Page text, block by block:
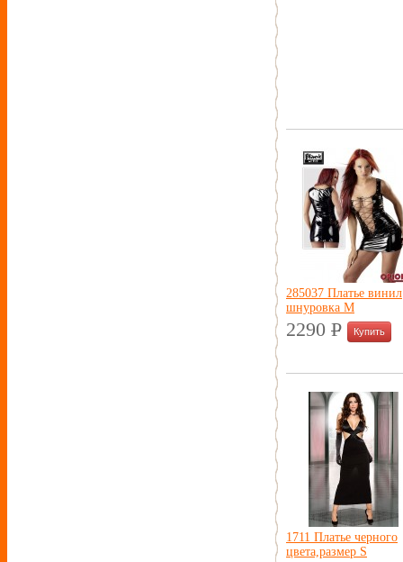
285037 Платье винил
шнуровка M
2290 P
УБ.
1711 Платье черного
цвета,размер S